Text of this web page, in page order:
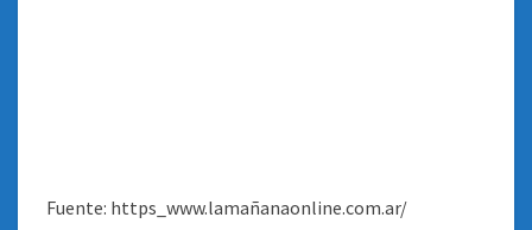
Fuente: https_www.lamañanaonline.com.ar/